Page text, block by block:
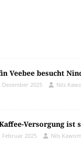
Veebee besucht
Dezember 2025 Nils
Versorgung ist
Februar 2025 Nils